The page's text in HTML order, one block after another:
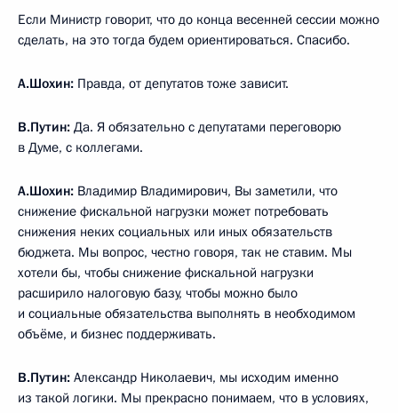
Если Министр говорит, что до конца весенней сессии можно
сделать, на это тогда будем ориентироваться. Спасибо.
А.Шохин: Правда, от депутатов тоже зависит.
В.Путин: Да. Я обязательно с депутатами переговорю
в Думе, с коллегами.
А.Шохин: Владимир Владимирович, Вы заметили, что
снижение фискальной нагрузки может потребовать
снижения неких социальных или иных обязательств
бюджета. Мы вопрос, честно говоря, так не ставим. Мы
хотели бы, чтобы снижение фискальной нагрузки
расширило налоговую базу, чтобы можно было
и социальные обязательства выполнять в необходимом
объёме, и бизнес поддерживать.
В.Путин: Александр Николаевич, мы исходим именно
из такой логики. Мы прекрасно понимаем, что в условиях,